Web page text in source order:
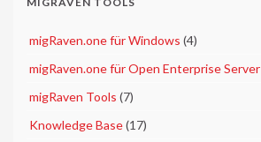
migRaven.one für Windows (4)
migRaven.one für Open Enterprise
migRaven Tools (7)
Knowledge Base(17)